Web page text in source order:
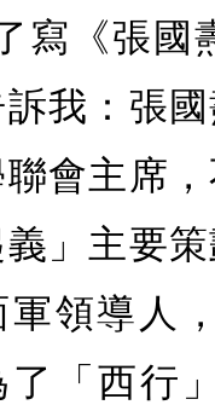
寫《張國
我：張
會主席
」主要
軍領導人
了「西行